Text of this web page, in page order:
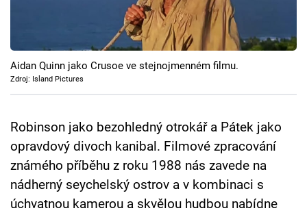
Pořady
TV Program
Přihlášení
Sledujte nás
Aidan Quinn jako Crusoe ve stejnojmenném filmu.
Zdroj: Island Pictures
Robinson jako bezohledný otrokář a Pátek jako
opravdový divoch kanibal. Filmové zpracování
známého příběhu z roku 1988 nás zavede na
nádherný seychelský ostrov a v kombinaci s
úchvatnou kamerou a skvělou hudbou nabídne